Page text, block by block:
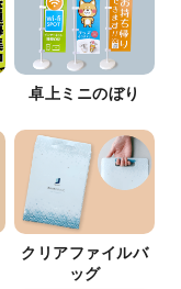
卓上ミニのぼり
クリアファイルバ
ッグ